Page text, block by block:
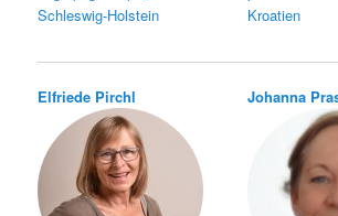
Schleswig-Holstein
Kroatien
Elfriede Pirchl Johanna